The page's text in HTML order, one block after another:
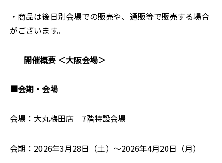
・商品は後日別会場での販売や、通販等で販売する場合
がございます。
開催概要 ＜大阪会場＞
■会期・会場
会場：大丸梅田店 7階特設会場
会期：2026年3月28日（土）～2026年4月20日（月）